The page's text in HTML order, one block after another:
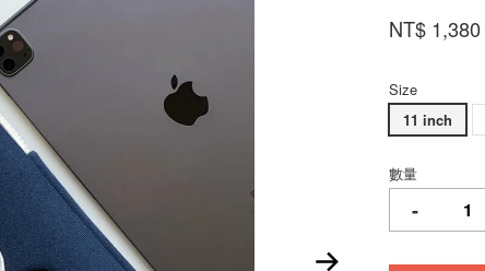
NT$ 1,380
Size
11 inch
數量
-